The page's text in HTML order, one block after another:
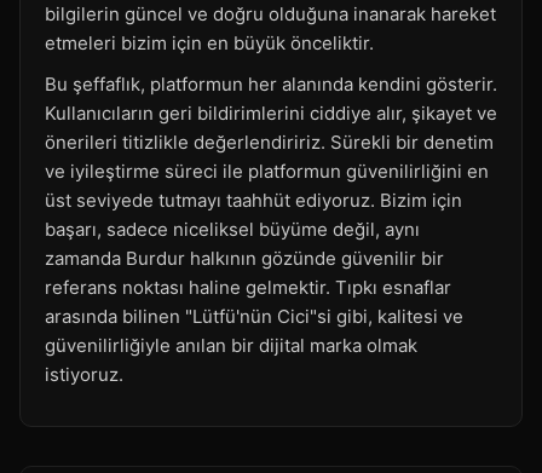
bilgilerin güncel ve doğru olduğuna inanarak hareket
etmeleri bizim için en büyük önceliktir.
Bu şeffaflık, platformun her alanında kendini gösterir.
Kullanıcıların geri bildirimlerini ciddiye alır, şikayet ve
önerileri titizlikle değerlendiririz. Sürekli bir denetim
ve iyileştirme süreci ile platformun güvenilirliğini en
üst seviyede tutmayı taahhüt ediyoruz. Bizim için
başarı, sadece niceliksel büyüme değil, aynı
zamanda Burdur halkının gözünde güvenilir bir
referans noktası haline gelmektir. Tıpkı esnaflar
arasında bilinen "Lütfü'nün Cici"si gibi, kalitesi ve
güvenilirliğiyle anılan bir dijital marka olmak
istiyoruz.